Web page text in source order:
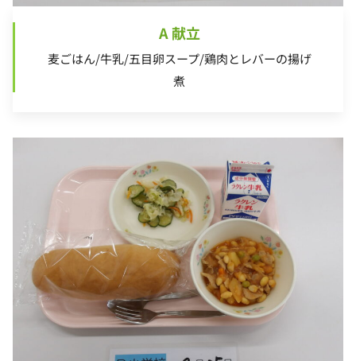
A 献立
麦ごはん/牛乳/五目卵スープ/鶏肉とレバーの揚げ
煮